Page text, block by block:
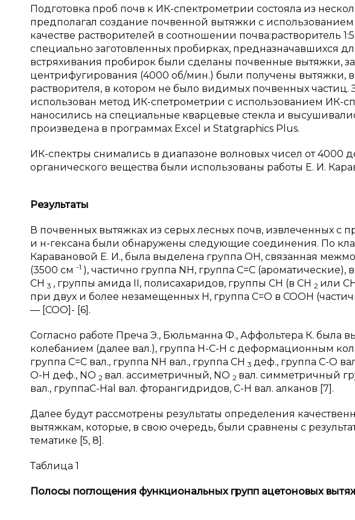
Подготовка проб почв к ИК-спектрометрии состояла из
предполагал создание почвенной вытяжки с
качестве растворителей в соотношении почва:растворитель
специально заготовленных пробирках, предназначавшихся
встряхивания пробирок были сделаны почвенные вытяжки,
центрифугирования (4000 об/мин.) были получены вытяжки,
растворителя, в котором не было видимых почвенных
использован метод ИК-спетрометрии с использованием ИК-
наносились на специальные кварцевые стекла и
произведена в программах Excel и Statgraphics Plus.
ИК-спектры снимались в диапазоне волновых чисел от 4000
органического вещества были использованы работы Е. И.
Результаты
В почвенных вытяжках из серых лесных почв, извлеченных с
и н-гексана были обнаружены следующие соединения. По
Каравановой Е. И., была выделена группа OH, связанная
(3500 см -1 ), частично группа NH, группа С=С
СН 3 , группы амида II, полисахаридов, группы СH (в CH 2 или
при двух и более незамещенных H, группа С=О в СООН
— [COO]- [6].
Согласно работе Преча Э., Бюльманна Ф., Аффольтера К. была
колебанием (далее вал.), группа Н-С-Н с деформационным
группа С=С вал., группа NH вал., группа СН 3 деф., группа С-О
О-Н деф., NO 2 вал. ассиметричный, NO 2 вал. симметричный
вал., группаС-Hal вал. фторангидридов, С-Н вал. алканов [7].
Далее будут рассмотрены результаты определения
вытяжкам, которые, в свою очередь, были сравнены с
тематике [5, 8].
Таблица 1
Полосы поглощения функциональных групп ацетоновых